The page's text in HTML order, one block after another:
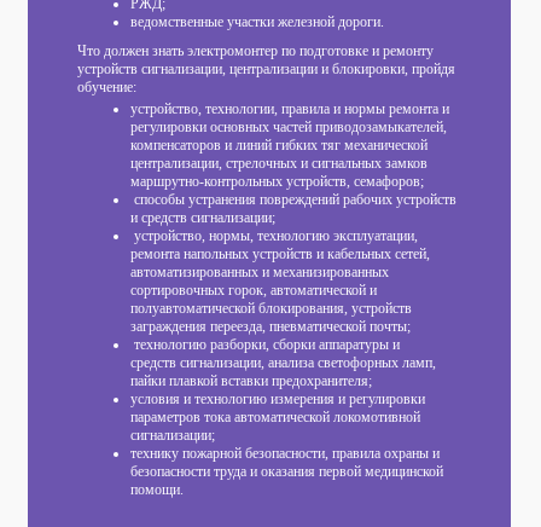
РЖД;
ведомственные участки железной дороги.
Что должен знать электромонтер по подготовке и ремонту
устройств сигнализации, централизации и блокировки, пройдя
обучение:
устройство, технологии, правила и нормы ремонта и
регулировки основных частей приводозамыкателей,
компенсаторов и линий гибких тяг механической
централизации, стрелочных и сигнальных замков
маршрутно-контрольных устройств, семафоров;
способы устранения повреждений рабочих устройств
и средств сигнализации;
устройство, нормы, технологию эксплуатации,
ремонта напольных устройств и кабельных сетей,
автоматизированных и механизированных
сортировочных горок, автоматической и
полуавтоматической блокирования, устройств
заграждения переезда, пневматической почты;
технологию разборки, сборки аппаратуры и
средств сигнализации, анализа светофорных ламп,
пайки плавкой вставки предохранителя;
условия и технологию измерения и регулировки
параметров тока автоматической локомотивной
сигнализации;
технику пожарной безопасности, правила охраны и
безопасности труда и оказания первой медицинской
помощи.